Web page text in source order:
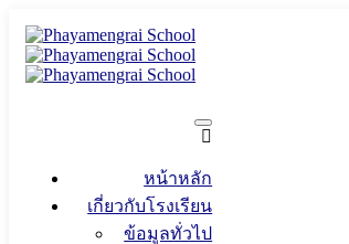
หน้าหลัก
เกี่ยวกับโรงเรียน
ข้อมูลทั่วไป